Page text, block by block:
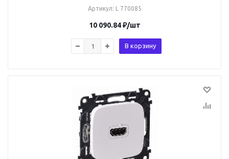
Артикул: L 770085
10 090.84₽/шт
В корзину